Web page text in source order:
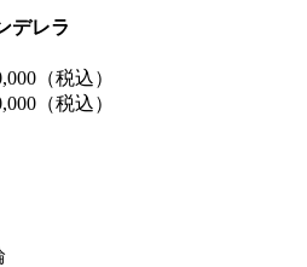
デレラ
（税込）
（税込）